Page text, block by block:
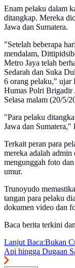
Enam pelaku dalam
ditangkap. Mereka
Jawa dan Sumatera.
"Setelah beberapa
mendalam,
Metro Jaya telah
Sedarah dan Suka
6 orang pelaku," ujar
Humas Polri Brigadir
Selasa malam (20/5/
"Para pelaku
Jawa dan Sumatera,"
Terkait peran para
mereka adalah
mengunggah foto
umur.
Trunoyudo
tangan para pelaku
dokumen video dan
Baca berita terkini
Lanjut Baca:Bukan
Api hingga Dugaan